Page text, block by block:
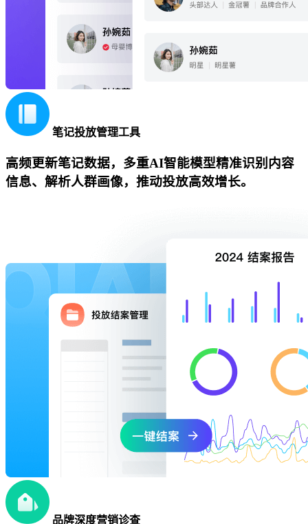
笔记投放管理工具
高频更新笔记数据，多重AI智能模型精准识别内容
信息、解析人群画像，推动投放高效增长。
品牌深度营销诊查